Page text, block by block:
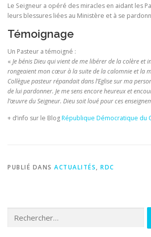
Le Seigneur a opéré des miracles en aidant les
leurs blessures liées au Ministère et à se
Témoignage
Un Pasteur a témoigné :
« Je bénis Dieu qui vient de me libérer de la colère et
rongeaient mon cœur à la suite de la calomnie et la
Collègue pasteur répandait dans l’Eglise sur ma
de lui pardonner. Je me sens encore heureux et
l’œuvre du Seigneur. Dieu soit loué pour ces
+ d’info sur le BlogRépublique Démocratique du
PUBLIÉ DANS ACTUALITÉS, RDC